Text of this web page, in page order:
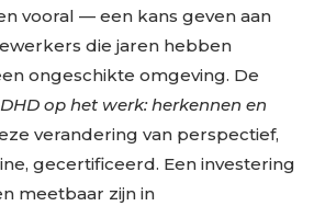
vooral — een kans geven aan
die jaren hebben
ongeschikte omgeving. De
op het werk: herkennen en
verandering van perspectief,
gecertificeerd. Een investering
meetbaar zijn in